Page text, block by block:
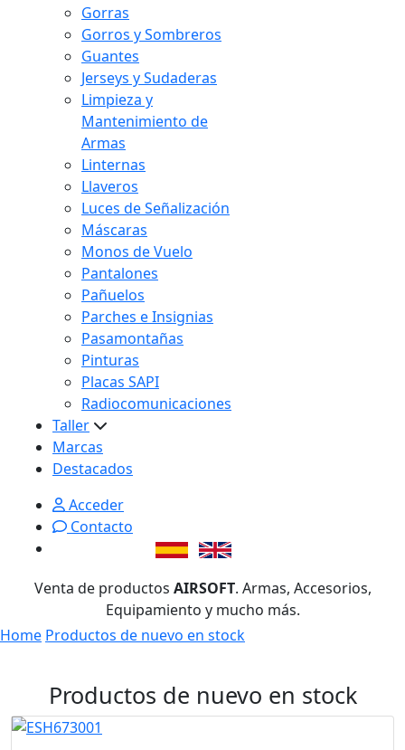
Gorras
Gorros y Sombreros
Guantes
Jerseys y Sudaderas
Limpieza y
Mantenimiento de
Armas
Linternas
Llaveros
Luces de Señalización
Máscaras
Monos de Vuelo
Pantalones
Pañuelos
Parches e Insignias
Pasamontañas
Pinturas
Placas SAPI
Radiocomunicaciones
Taller
Marcas
Destacados
Acceder
Contacto
Venta de productos AIRSOFT. Armas, Accesorios,
Equipamiento y mucho más.
Home Productos de nuevo en stock
Productos de nuevo en stock